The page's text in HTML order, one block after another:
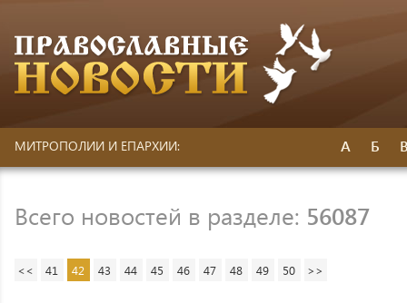
МИТРОПОЛИИ И ЕПАРХИИ: А Б
Всего новостей в разделе: 56087
<< 41 42 43 44 45 46 47 48 49 50 >>